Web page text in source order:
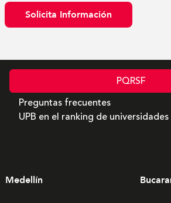
Solicita Información
PQRSF
Preguntas frecuentes
UPB en el ranking de universidades
Medellín